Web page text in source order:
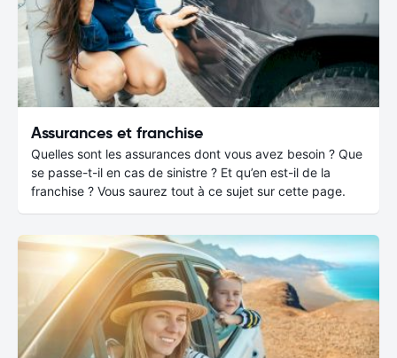
Assurances et franchise
Quelles sont les assurances dont vous avez besoin ? Que
se passe-t-il en cas de sinistre ? Et qu’en est-il de la
franchise ? Vous saurez tout à ce sujet sur cette page.